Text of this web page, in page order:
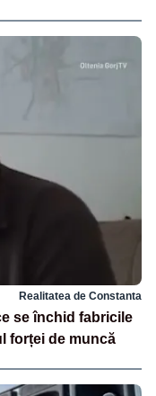
Realitatea de Constanta
se închid fabricile
forței de muncă